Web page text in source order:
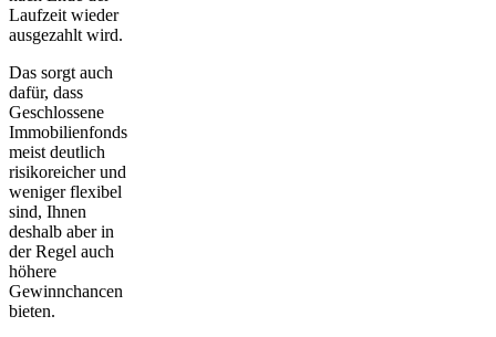
Laufzeit wieder
ausgezahlt wird.
Das sorgt auch
dafür, dass
Geschlossene
Immobilienfonds
meist deutlich
risikoreicherund
weniger flexibel
sind, Ihnen
deshalb aber in
der Regel auch
höhere
Gewinnchancen
bieten.